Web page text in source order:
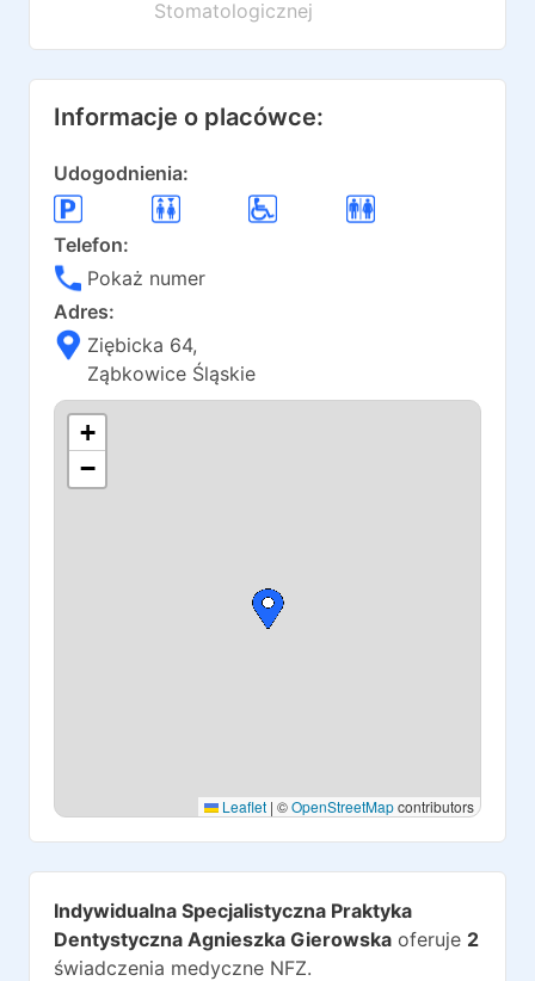
Stomatologicznej
Informacje o placówce:
Udogodnienia:
Telefon:
Pokaż numer
Adres:
Ziębicka 64,
Ząbkowice Śląskie
+
−
Leaflet | ©OpenStreetMapcontributors
Indywidualna Specjalistyczna Praktyka
Dentystyczna Agnieszka Gierowska oferuje 2
świadczenia medyczne NFZ.